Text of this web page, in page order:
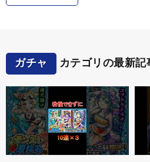
ガチャ カテゴリの最新記